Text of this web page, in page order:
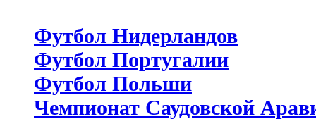
Футбол Нидерландов
Футбол Португалии
Футбол Польши
Чемпионат Саудовской